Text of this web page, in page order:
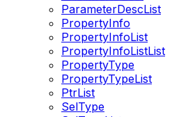
ParameterDescList
PropertyInfo
PropertyInfoList
PropertyInfoListList
PropertyType
PropertyTypeList
PtrList
SelType